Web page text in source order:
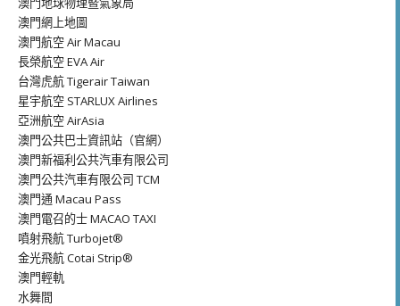
澳門網上地圖
澳門航空 Air Macau
長榮航空 EVA Air
台灣虎航 Tigerair Taiwan
星宇航空 STARLUX Airlines
亞洲航空 AirAsia
澳門公共巴士資訊站（官網）
澳門新福利公共汽車有限公司
澳門公共汽車有限公司 TCM
澳門通 Macau Pass
澳門電召的士 MACAO TAXI
噴射飛航 Turbojet®
金光飛航 Cotai Strip®
澳門輕軌
水舞間